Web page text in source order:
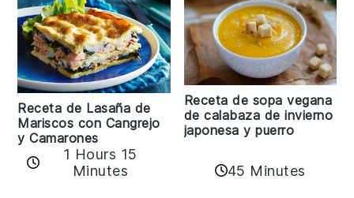
Receta de Lasaña de
Mariscos con Cangrejo
y Camarones
1 Hours 15
Minutes
Receta de sopa vegana
de calabaza de invierno
japonesa y puerro
45 Minutes